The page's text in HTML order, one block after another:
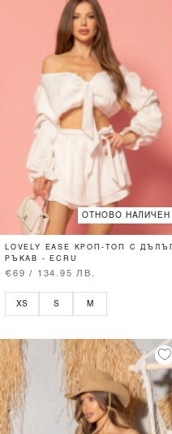
ОТНОВО НАЛИЧЕН
LOVELY EASE КРОП-ТОП С ДЪЛЪГ
РЪКАВ - ECRU
€69 / 134.95 ЛВ.
XS S M